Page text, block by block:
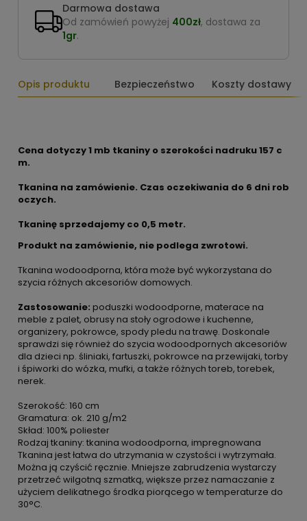
Darmowa dostawa
Od zamówień powyżej 400zł, dostawa za
1gr.
Opis produktu Bezpieczeństwo Koszty dostawy
Cena dotyczy 1 mb tkaniny o szerokości nadruku 157 c
m.
Tkanina na zamówienie. Czas oczekiwania do 6 dni rob
oczych.
Tkaninę sprzedajemy co 0,5 metr.
Produkt na zamówienie, nie podlega zwrotowi.
Tkanina wodoodporna, która może być wykorzystana do
szycia różnych akcesoriów domowych.
Zastosowanie: poduszki wodoodporne, materace na
meble z palet, obrusy na stoły ogrodowe i kuchenne,
organizery, pokrowce, spody pledu na trawę. Doskonale
sprawdzi się również do szycia wodoodpornych akcesoriów
dla dzieci np. śliniaki, fartuszki, pokrowce na przewijaki, torby
i śpiworki do wózka, mufki, a także różnych toreb, torebek,
nerek.
Szerokość: 160 cm
Gramatura: ok. 210 g/m2
Skład: 100% poliester
Rodzaj tkaniny: tkanina wodoodporna, impregnowana
Tkanina jest łatwa do utrzymania w czystości i wytrzymała.
Można ją czyścić ręcznie. Mniejsze zabrudzenia wystarczy
przetrzeć wilgotną szmatką, większe przez namaczanie z
użyciem delikatnego środka piorącego w temperaturze do
30°C.